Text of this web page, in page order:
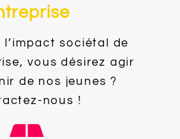
l’impact sociétal de
vous désirez agir
de nos jeunes ?
nous !